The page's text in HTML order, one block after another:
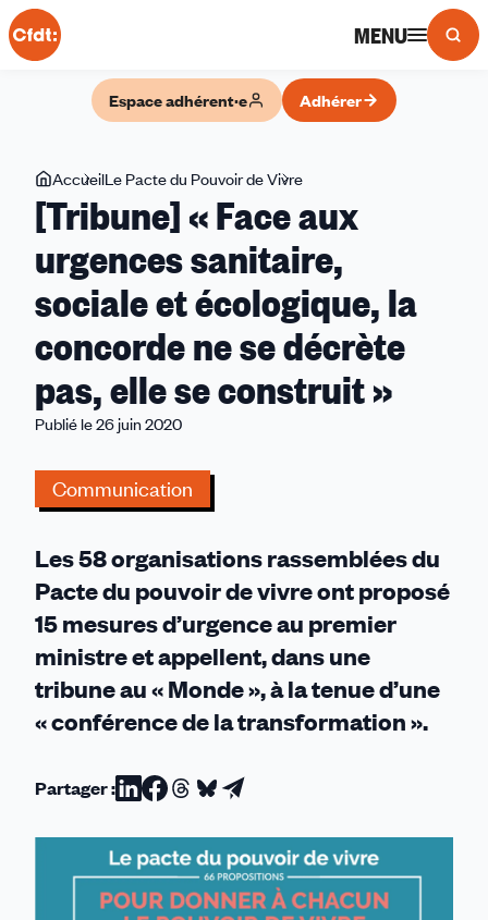
Panneau de gestion des cookies
MENU
Espace adhérent·e Adhérer
Vous
êtes
ici
AccueilLe Pacte du Pouvoir de Vivre
«
aux
urgences
sanitaire,
sociale
écologique,
pas,
elle
construit
»
[Tribune] « Face aux
urgences sanitaire,
sociale et écologique, la
concorde ne se décrète
pas, elle se construit »
Publié le 26 juin 2020
Communication
Les 58 organisations rassemblées du
Pacte du pouvoir de vivre ont proposé
15 mesures d’urgence au premier
ministre et appellent, dans une
tribune au « Monde », à la tenue d’une
« conférence de la transformation ».
Partager :Partager
sur
Linkedin
Partager
sur
Facebook
Partager
sur
Threads
Partager
sur
Bluesky
Partager
par
email